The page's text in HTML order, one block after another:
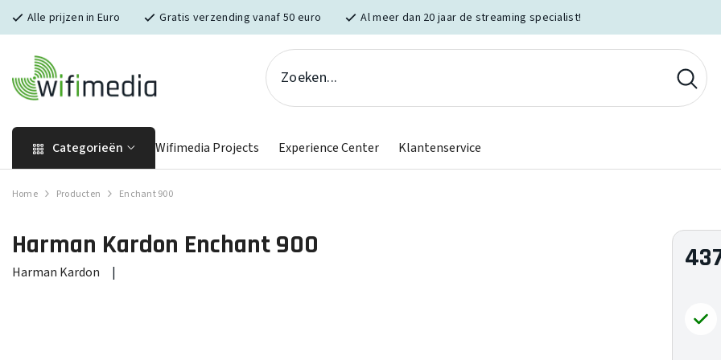
Alle prijzen in Euro Gratis verzending vanaf 50 euro Al meer dan 20 jaar de streaming specialist!
Categorieën Wifimedia Projects Experience Center Klantenservice
Home Producten Enchant 900
Harman Kardon Enchant 900
Harman Kardon |